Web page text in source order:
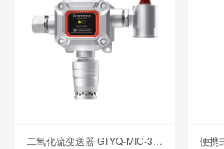
二氧化硫变送器 GTYQ-MIC-300-SO2